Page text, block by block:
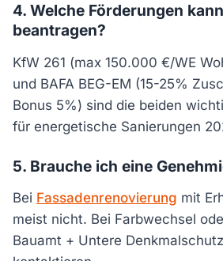
4. Welche Förderungen
beantragen?
KfW 261 (max 150.000 €/WE
und BAFA BEG-EM (15-25%
Bonus 5%) sind die beiden
für energetische Sanierungen
5. Brauche ich eine
Bei Fassadenrenovierung mit
meist nicht. Bei Farbwechsel
Bauamt + Untere